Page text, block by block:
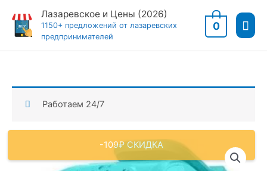
содержимому
Лазаревское и Цены (2026)
1150+ предложений от лазаревских
предпринимателей
0
Работаем 24/7
-109₽ СКИДКА